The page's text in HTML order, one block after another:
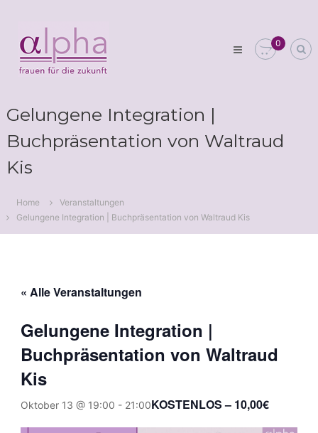
content
alpha
Frauen
für
die
0
Gelungene Integration |
Buchpräsentation von Waltraud
Kis
Home
Veranstaltungen
Gelungene Integration | Buchpräsentation von Waltraud Kis
« Alle Veranstaltungen
Gelungene Integration |
Buchpräsentation von Waltraud
Kis
Oktober 13 @ 19:00 - 21:00KOSTENLOS – 10,00€